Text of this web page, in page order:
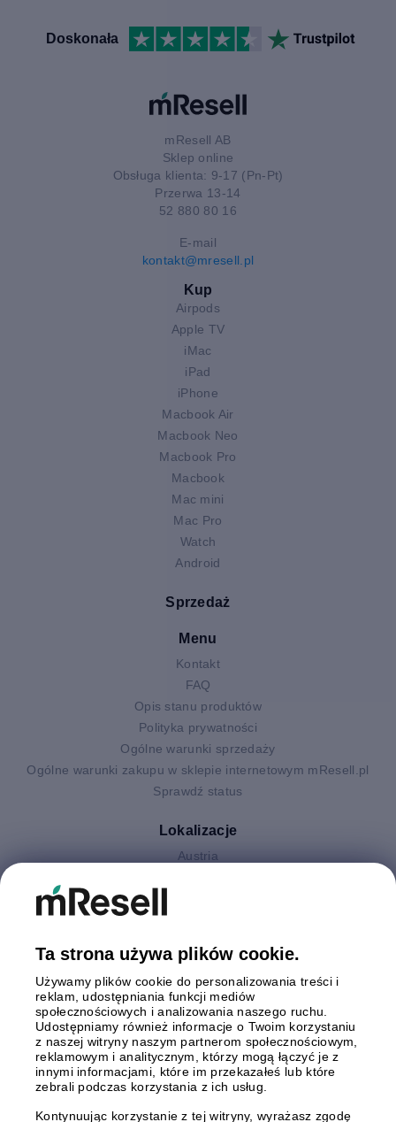
Doskonała
mResell AB
Sklep online
Obsługa klienta: 9-17 (Pn-Pt)
Przerwa 13-14
52 880 80 16
E-mail
kontakt@mresell.pl
Kup
Airpods
Apple TV
iMac
iPad
iPhone
Macbook Air
Macbook Neo
Macbook Pro
Macbook
Mac mini
Mac Pro
Watch
Android
Sprzedaż
Menu
Kontakt
FAQ
Opis stanu produktów
Polityka prywatności
Ogólne warunki sprzedaży
Ogólne warunki zakupu w sklepie internetowym mResell.pl
Sprawdź status
Lokalizacje
Austria
Polska
Szwecja
Wielka Brytania
Włochy
Płatności
Ta strona używa plików cookie.
Używamy plików cookie do personalizowania treści i
reklam, udostępniania funkcji mediów
społecznościowych i analizowania naszego ruchu.
Udostępniamy również informacje o Twoim korzystaniu
z naszej witryny naszym partnerom społecznościowym,
reklamowym i analitycznym, którzy mogą łączyć je z
innymi informacjami, które im przekazałeś lub które
zebrali podczas korzystania z ich usług.
Kontynuując korzystanie z tej witryny, wyrażasz zgodę